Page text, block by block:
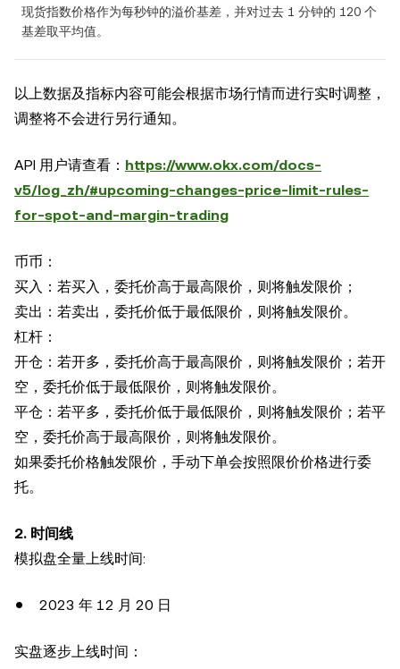
现货指数价格作为每秒钟的溢价基差，并对过去 1 分钟的 120 个
基差取平均值。
以上数据及指标内容可能会根据市场行情而进行实时调整，
调整将不会进行另行通知。
API 用户请查看： https://www.okx.com/docs-
v5/log_zh/#upcoming-changes-price-limit-rules-
for-spot-and-margin-trading
币币：
买入：若买入，委托价高于最高限价，则将触发限价；
卖出：若卖出，委托价低于最低限价，则将触发限价。
杠杆：
开仓：若开多，委托价高于最高限价，则将触发限价；若开
空，委托价低于最低限价，则将触发限价。
平仓：若平多，委托价低于最低限价，则将触发限价；若平
空，委托价高于最高限价，则将触发限价。
如果委托价格触发限价，手动下单会按照限价价格进行委
托。
2. 时间线
模拟盘全量上线时间:
2023 年 12 月 20 日
实盘逐步上线时间：